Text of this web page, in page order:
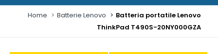
Home Batterie Lenovo
Batteria portatile Lenovo
ThinkPad T490S-20NY000GZA